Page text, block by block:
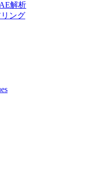
解析
ング